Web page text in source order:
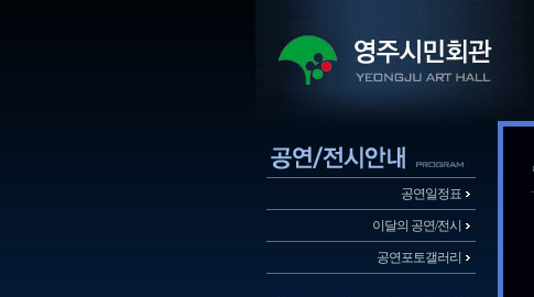
공연일정표
이달의 공연/전시
공연포토갤러리